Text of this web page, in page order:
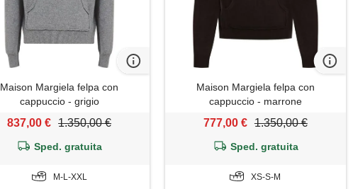
Maison Margiela felpa con
cappuccio - grigio
837,00 € 1.350,00 €
Sped. gratuita
M-L-XXL
Maison Margiela felpa con
cappuccio - marrone
777,00 € 1.350,00 €
Sped. gratuita
XS-S-M